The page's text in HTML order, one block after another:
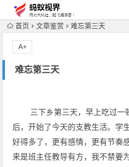
首页 文章鉴赏 难忘第三天
难忘第三天
A+
三下乡第三天，早上吃过一
后，开始了今天的支教生活。学
好得多了，更有感情，更有节奏
来是班主任教导有方，我不禁要